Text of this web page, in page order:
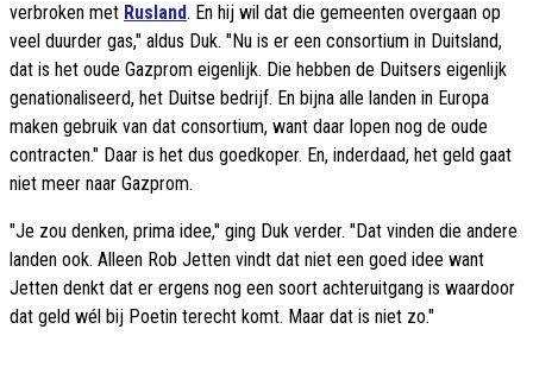
verbroken met Rusland. En hij wil dat die gemeenten overgaan op
veel duurder gas," aldus Duk. "Nu is er een consortium in Duitsland,
dat is het oude Gazprom eigenlijk. Die hebben de Duitsers eigenlijk
genationaliseerd, het Duitse bedrijf. En bijna alle landen in Europa
maken gebruik van dat consortium, want daar lopen nog de oude
contracten." Daar is het dus goedkoper. En, inderdaad, het geld gaat
niet meer naar Gazprom.
"Je zou denken, prima idee," ging Duk verder. "Dat vinden die andere
landen ook. Alleen Rob Jetten vindt dat niet een goed idee want
Jetten denkt dat er ergens nog een soort achteruitgang is waardoor
dat geld wél bij Poetin terecht komt. Maar dat is niet zo."